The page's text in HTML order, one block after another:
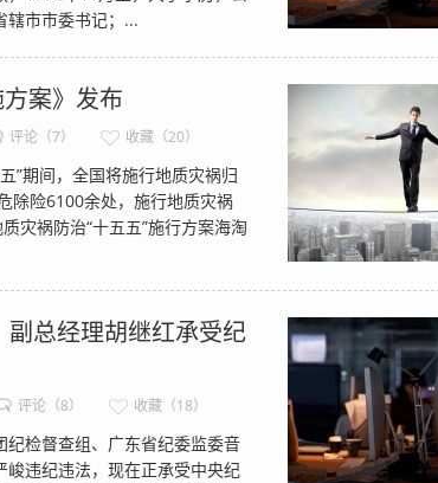
辖市市委书记；...
案》发布
评论（7） 收藏（20）
期间，全国将施行地质灾祸归
除险6100余处，施行地质灾祸
祸防治“十五五”施行方案海淘
总经理胡继红承受纪
评论（8） 收藏（18）
检督查组、广东省纪委监委音
违纪违法，现在正承受中央纪